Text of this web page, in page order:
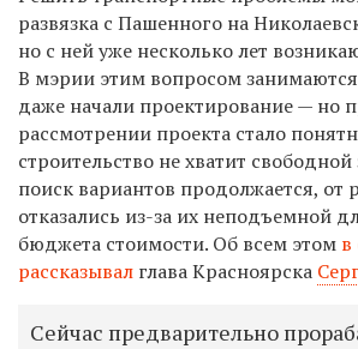
развязка с Пашенного на
но с ней уже несколько лет
В мэрии этим вопросом занимаются
даже начали проектирование — но
рассмотрении проекта стало
строительство не хватит свободной
поиск вариантов продолжается, от
отказались из-за их неподъемной
бюджета стоимости. Об всем этом в
рассказывал глава Красноярска
Сейчас предварительно